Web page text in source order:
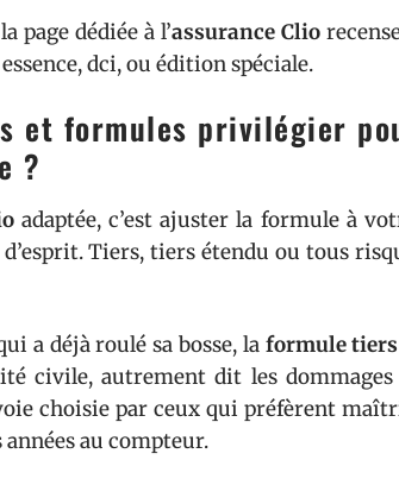
page dédiée à l’assurance Clio
dci, ou édition spéciale.
et formules privilégier
?
adaptée, c’est ajuster la formule à
Tiers, tiers étendu ou tous
a déjà roulé sa bosse, la formule tiers
civile, autrement dit les dommages
choisie par ceux qui préfèrent
au compteur.